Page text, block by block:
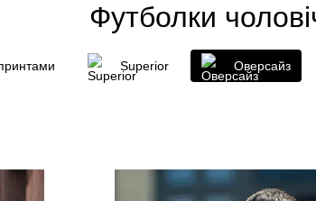
Футболки
Superior Оверсайз